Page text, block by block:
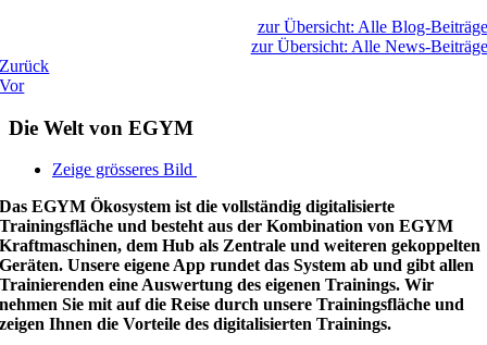
zur Übersicht: Alle Blog-Beiträge
zur Übersicht: Alle News-Beiträge
Zurück
Vor
Die Welt von EGYM
Zeige grösseres Bild
Das EGYM Ökosystem ist die vollständig digitalisierte
Trainingsfläche und besteht aus der Kombination von EGYM
Kraftmaschinen, dem Hub als Zentrale und weiteren gekoppelten
Geräten. Unsere eigene App rundet das System ab und gibt allen
Trainierenden eine Auswertung des eigenen Trainings. Wir
nehmen Sie mit auf die Reise durch unsere Trainingsfläche und
zeigen Ihnen die Vorteile des digitalisierten Trainings.